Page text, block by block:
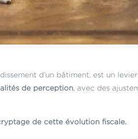
d’un bâtiment, est un
de perception , avec des
de cette évolution fiscale.